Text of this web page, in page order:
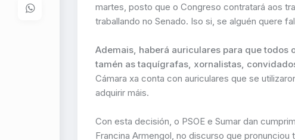
martes, posto que o Congreso contratará aos
traballando no Senado. Iso si, se alguén quere
Ademais, haberá auriculares para que todos
tamén as taquígrafas, xornalistas,
Cámara xa conta con auriculares que se
adquirir máis.
Con esta decisión, o PSOE e Sumar dan
Francina Armengol, no discurso que